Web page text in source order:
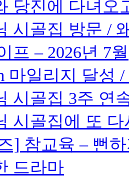
당진에 다녀오
시골집 방문 /
프 – 2026년 7월
마일리지 달성
시골집 3주 연
시골집에 또
] 참교육 – 뻔
드라마